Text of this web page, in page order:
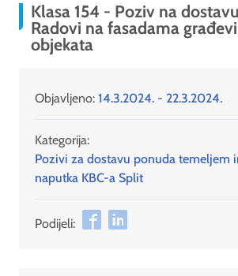
Klasa 154 - Poziv na
Radovi na fasadama
objekata
Objavljeno: 14.3.2024. - 22.3.2024.
Kategorija:
Pozivi za dostavu ponuda temeljem
naputka KBC-a Split
Podijeli: